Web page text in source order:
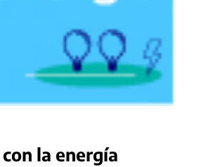
la energía